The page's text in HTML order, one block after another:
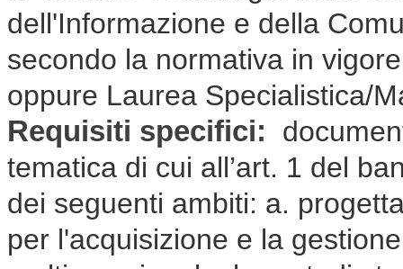
dell'Informazione e della
secondo la normativa in
oppure Laurea Specialistica/
Requisiti specifici:
tematica di cui all’art. 1 del
dei seguenti ambiti: a.
per l'acquisizione e la